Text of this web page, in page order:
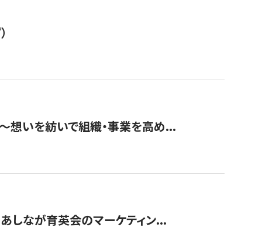
〜想いを紡いで組織・事業を高め...
あしなが育英会のマーケティン...